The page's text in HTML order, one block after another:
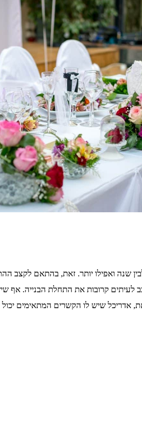
שנה ואפילו יותר. זאת, בהתאם
לעיתים קרובות את התחלת הבנייה. אף
שיש לו הקשרים המתאימים יכול